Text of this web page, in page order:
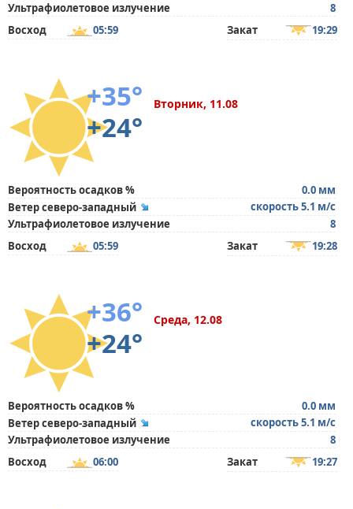
Ультрафиолетовое излучение
8
Восход
05:59 Закат 19:29
+35°
+24°
Вторник, 11.08
Вероятность осадков %
0.0 мм
Ветер северо-западный
скорость 5.1 м/с
Ультрафиолетовое излучение
8
Восход
05:59 Закат 19:28
+36°
+24°
Среда, 12.08
Вероятность осадков %
0.0 мм
Ветер северо-западный
скорость 5.1 м/с
Ультрафиолетовое излучение
8
Восход
06:00 Закат 19:27